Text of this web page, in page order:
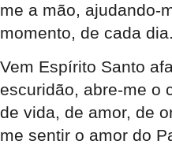
me a mão, ajudando-
momento, de cada dia.
Vem Espírito Santo
escuridão, abre-me o
de vida, de amor, de
me sentir o amor do